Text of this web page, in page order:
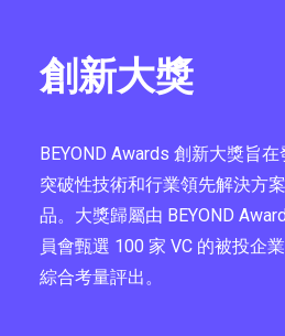
創新大獎
BEYOND Awards 創新大獎旨
突破性技術和行業領先解決方
品。大獎歸屬由 BEYOND
員會甄選 100 家 VC 的被投企
綜合考量評出。